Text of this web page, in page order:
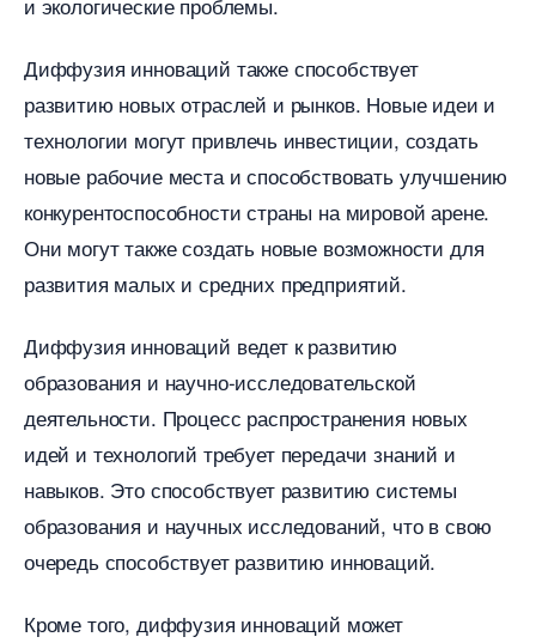
Диффузия инноваций также способствует
развитию новых отраслей и рынков.​ Новые идеи и
технологии могут привлечь инвестиции, создать
новые рабочие места и способствовать улучшению
конкурентоспособности страны на мировой арене.​
Они могут также создать новые возможности для
развития малых и средних предприятий.
Диффузия инноваций ведет к развитию
образования и научно-исследовательской
деятельности.​ Процесс распространения новых
идей и технологий требует передачи знаний и
навыков.​ Это способствует развитию системы
образования и научных исследований, что в свою
очередь способствует развитию инноваций.​
Кроме того, диффузия инноваций может